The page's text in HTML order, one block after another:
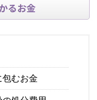
るお金
むお金